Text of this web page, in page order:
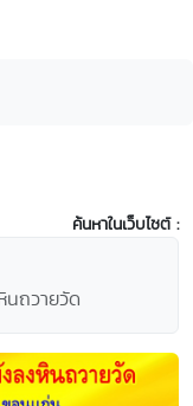
ค้นหาในเว็บไซต์ :
นถวายวัด